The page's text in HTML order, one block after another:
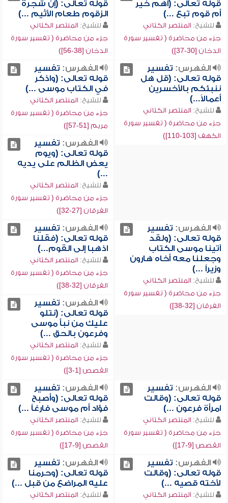
قوله تعالى: (أهم خير
أم قوم تبع ...)
للشيخ: المنتصر الكتاني
جزء من محاضرة ( تفسير سورة
الدخان [30-37])
قوله تعالى: (إن شجرة
الزقوم طعام الأثيم ...)
للشيخ: المنتصر الكتاني
جزء من محاضرة ( تفسير سورة
الدخان [38-56])
الفهرس: تفسير
قوله تعالى: (قل هل
ننبئكم بالأخسرين
أعمالاً...)
للشيخ: المنتصر الكتاني
جزء من محاضرة ( تفسير سورة
الكهف [103-110])
الفهرس: تفسير
قوله تعالى: (واذكر
في الكتاب موسى ...)
للشيخ: المنتصر الكتاني
جزء من محاضرة ( تفسير سورة
مريم [51-57])
الفهرس: تفسير
قوله تعالى: (ويوم
يعض الظالم على يديه
...)
للشيخ: المنتصر الكتاني
جزء من محاضرة ( تفسير سورة
الفرقان [27-32])
الفهرس: تفسير
قوله تعالى: (ولقد
آتينا موسى الكتاب
وجعلنا معه أخاه هارون
وزيراً ...)
للشيخ: المنتصر الكتاني
جزء من محاضرة ( تفسير سورة
الفرقان [32-38])
الفهرس: تفسير
قوله تعالى: (فقلنا
اذهبا إلى القوم...)
للشيخ: المنتصر الكتاني
جزء من محاضرة ( تفسير سورة
الفرقان [32-38])
الفهرس: تفسير
قوله تعالى: (نتلو
عليك من نبأ موسى
وفرعون بالحق ...)
للشيخ: المنتصر الكتاني
جزء من محاضرة ( تفسير سورة
القصص [1-3])
الفهرس: تفسير
قوله تعالى: (وقالت
امرأة فرعون ...)
للشيخ: المنتصر الكتاني
جزء من محاضرة ( تفسير سورة
القصص [9-17])
الفهرس: تفسير
قوله تعالى: (وأصبح
فؤاد أم موسى فارغاً ...)
للشيخ: المنتصر الكتاني
جزء من محاضرة ( تفسير سورة
القصص [9-17])
الفهرس: تفسير
قوله تعالى: (وقالت
لأخته قصيه ...)
للشيخ: المنتصر الكتاني
الفهرس: تفسير
قوله تعالى: (وحرمنا
عليه المراضع من قبل ...)
للشيخ: المنتصر الكتاني